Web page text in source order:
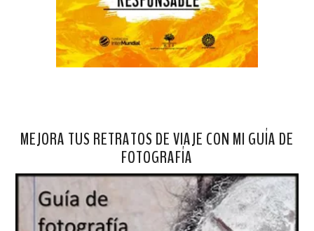
MEJORA TUS RETRATOS DE VIAJE CON MI GUÍA DE
FOTOGRAFÍA